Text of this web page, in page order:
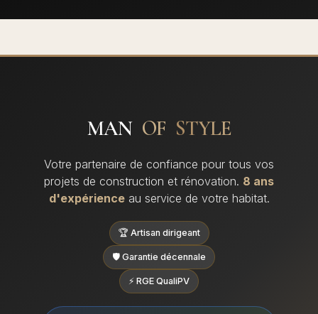
MAN OF STYLE
Votre partenaire de confiance pour tous vos
projets de construction et rénovation. 8 ans
d'expérienceau service de votre habitat.
🏆 Artisan dirigeant
🛡️ Garantie décennale
⚡ RGE QualiPV